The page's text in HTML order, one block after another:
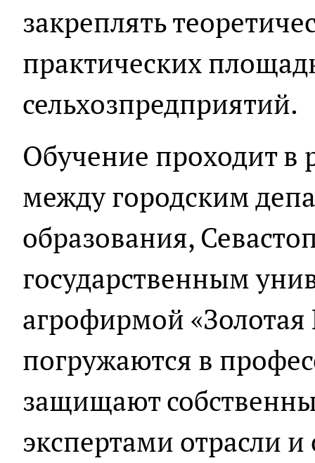
закреплять
практических
сельхозпредприятий.
Обучение проходит в
между городским
образования,
государственным
агрофирмой «Золотая
погружаются в
защищают
экспертами отрасли